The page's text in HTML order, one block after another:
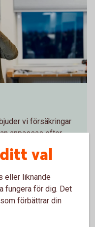
vi försäkringar
anpassas efter
ersättning för
val
eller liknande
fungera för dig. Det
förbättrar din